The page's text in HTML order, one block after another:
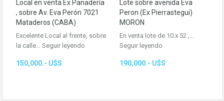
Local en venta Ex Panadería
, sobre Av. Eva Perón 7021
Mataderos (CABA)
Excelente Local al frente, sobre
la calle… Seguir leyendo
150,000.- U$S
Lote sobre avenida Eva
Peron (Ex Pierrastegui)
MORON
En venta lote de 10.x 52 ,…
Seguir leyendo
190,000.- U$S